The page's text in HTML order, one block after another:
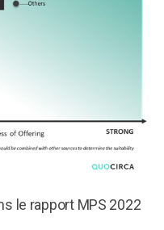
le rapport MPS 2022